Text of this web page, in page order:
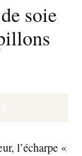
soie
l’écharpe «